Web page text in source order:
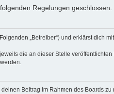
Regelungen geschlossen:
„Betreiber“) und erklärst dich
die an dieser Stelle
Beitrag im Rahmen des Boards zu